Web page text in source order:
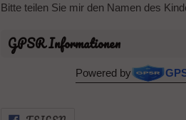
Bitte teilen Sie mir den Namen des
GPSR Informationen
Powered by